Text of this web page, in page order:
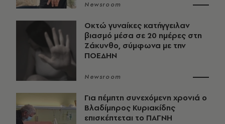
Newsroom
Οκτώ γυναίκες κατήγγειλαν
βιασμό μέσα σε 20 ημέρες στη
Ζάκυνθο, σύμφωνα με την
ΠΟΕΔΗΝ
Newsroom
Για πέμπτη συνεχόμενη χρονιά ο
Βλαδίμηρος Κυριακίδης
επισκέπτεται το ΠΑΓΝΗ